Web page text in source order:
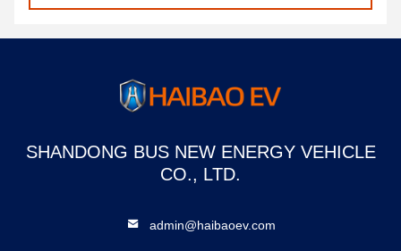
SHANDONG BUS NEW ENERGY VEHICLE
CO., LTD.
admin@haibaoev.com